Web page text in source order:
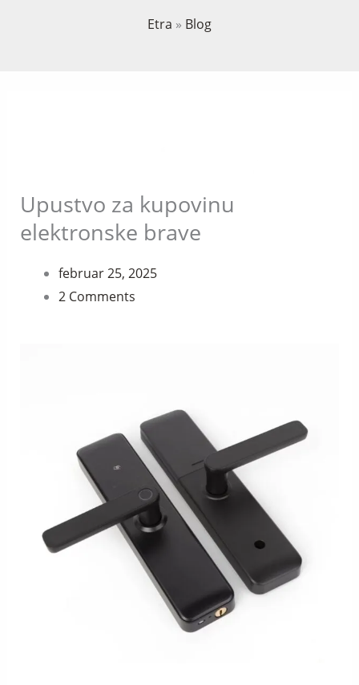
Etra » Blog
Upustvo za kupovinu
elektronske brave
februar 25, 2025
2 Comments